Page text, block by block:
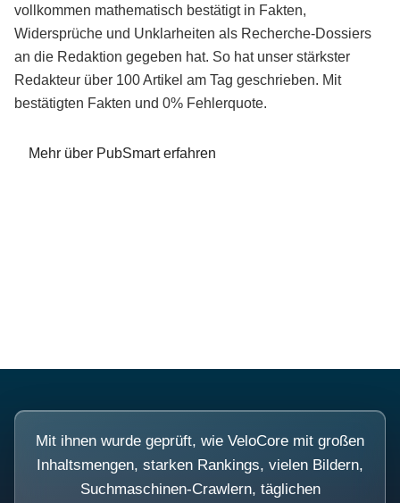
vollkommen mathematisch bestätigt in Fakten,
Widersprüche und Unklarheiten als Recherche-Dossiers
an die Redaktion gegeben hat. So hat unser stärkster
Redakteur über 100 Artikel am Tag geschrieben. Mit
bestätigten Fakten und 0% Fehlerquote.
Mehr über PubSmart erfahren
Mit ihnen wurde geprüft, wie VeloCore mit großen
Inhaltsmengen, starken Rankings, vielen Bildern,
Suchmaschinen-Crawlern, täglichen